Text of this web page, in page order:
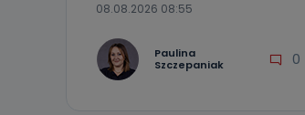
08.08.2026 08:55
Paulina
Szczepaniak
0